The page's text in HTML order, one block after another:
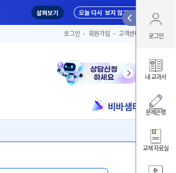
로그인 회원가입 고객센터
비바샘터
로그인
내 교과서
문제은행
교재 자료실
아이디
ID/PW 찾